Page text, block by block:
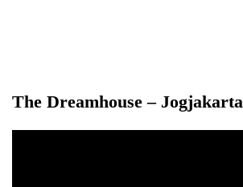
The Dreamhouse – Jogjakarta